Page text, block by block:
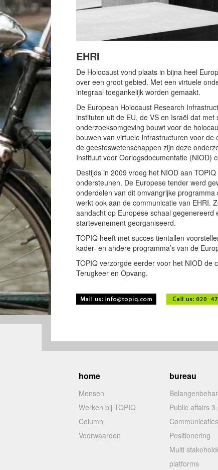
EHRI
De Holocaust vond plaats in bijna heel
over een groot gebied. Met een virtuele
integraal toegankelijk worden gemaakt.
De European Holocaust Research
instituten uit de EU, de VS en Israël dat met
onderzoeksomgeving bouwt voor de
bouwen van virtuele infrastructuren voor
de geesteswetenschappen zijn deze
Instituut voor Oorlogsdocumentatie (NIOD)
Destijds in 2009 vroeg het NIOD aan
ondersteunen. De Europese tender werd
onderdelen van dit omvangrijke
werkt ook aan de communicatie van EHRI.
aandacht op Europese schaal
startevenement georganiseerd.
TOPIQ heeft met succes tientallen
kader- en andere programma’s van de
TOPIQ verzorgde eerder voor het NIOD de
Terugkeer en Opvang.
home
Mensen
Werken bij TOPIQ
Column
Voorwaarden
bureau
Public affairs
Positionering
Multi
platforms